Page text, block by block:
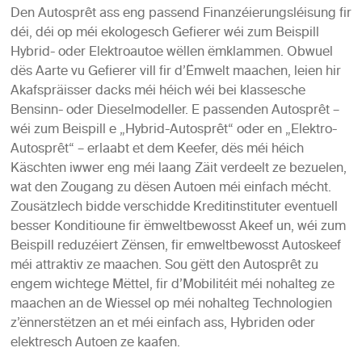
Den Autosprêt ass eng passend Finanzéierungsléisung fir
déi, déi op méi ekologesch Gefierer wéi zum Beispill
Hybrid- oder Elektroautoe wëllen ëmklammen. Obwuel
dës Aarte vu Gefierer vill fir d’Ëmwelt maachen, leien hir
Akafspräisser dacks méi héich wéi bei klassesche
Bensinn- oder Dieselmodeller. E passenden Autosprêt –
wéi zum Beispill e „Hybrid-Autosprêt“ oder en „Elektro-
Autosprêt“ – erlaabt et dem Keefer, dës méi héich
Käschten iwwer eng méi laang Zäit verdeelt ze bezuelen,
wat den Zougang zu dësen Autoen méi einfach mécht.
Zousätzlech bidde verschidde Kreditinstituter eventuell
besser Konditioune fir ëmweltbewosst Akeef un, wéi zum
Beispill reduzéiert Zënsen, fir emweltbewosst Autoskeef
méi attraktiv ze maachen. Sou gëtt den Autosprêt zu
engem wichtege Mëttel, fir d’Mobilitéit méi nohalteg ze
maachen an de Wiessel op méi nohalteg Technologien
z’ënnerstëtzen an et méi einfach ass, Hybriden oder
elektresch Autoen ze kaafen.